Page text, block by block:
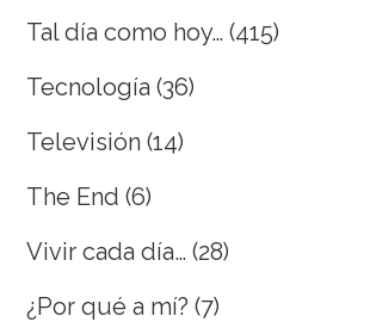
Tal día como hoy… (415)
Tecnología (36)
Televisión (14)
The End (6)
Vivir cada día… (28)
¿Por qué a mí? (7)